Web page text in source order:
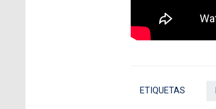
ETIQUETAS